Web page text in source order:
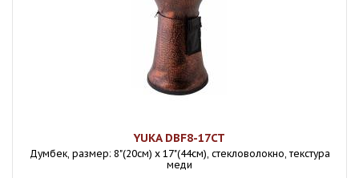
YUKA DBF8-17CT
Думбек, размер: 8"(20см) х 17"(44см), стекловолокно, текстура
меди